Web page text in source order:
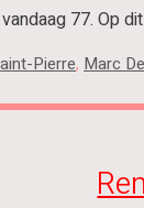
77. Op
Pierre, Marc